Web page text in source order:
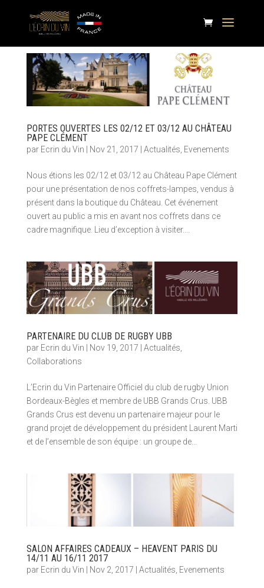
PORTES OUVERTES LES 02/12 ET 03/12 AU CHÂTEAU
PAPE CLÉMENT
par Ecrin du Vin | Nov 21, 2017 | Actualités Evenements
Nous étions les 02/12 et 03/12 au Château Pape Clément
pour une présentation de nos coffrets-lampes, vendus à
présent dans la boutique du Château. Cet événement
ouvert au public a mis en avant nos coffrets dans ce
cadre magnifique. Lieu d’exception à visiter....
PARTENAIRE DU CLUB DE RUGBY UBB
par Ecrin du Vin Nov 19, 2017 Actualités
Collaborations
L’Ecrin du Vin Partenaire Officiel du club de rugby Union
Bordeaux-Bègles et membre de UBB Grands Crus. UBB
Grands Crus est devenu un partenaire majeur pour le
grand projet de développement du président Laurent Marti
et de l’ensemble de son équipe : un groupe de...
SALON AFFAIRES CADEAUX – HEAVENT PARIS DU
14/11 AU 16/11 2017
par Ecrin du Vin Nov 2, 2017 Actualités Evenements